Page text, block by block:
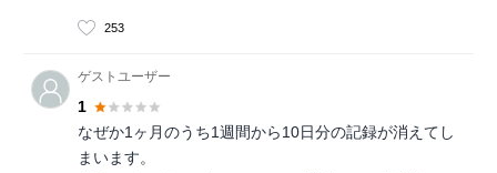
253
ゲストユーザー
1
なぜか1ヶ月のうち1週間から10日分の記録が消えてし
まいます。